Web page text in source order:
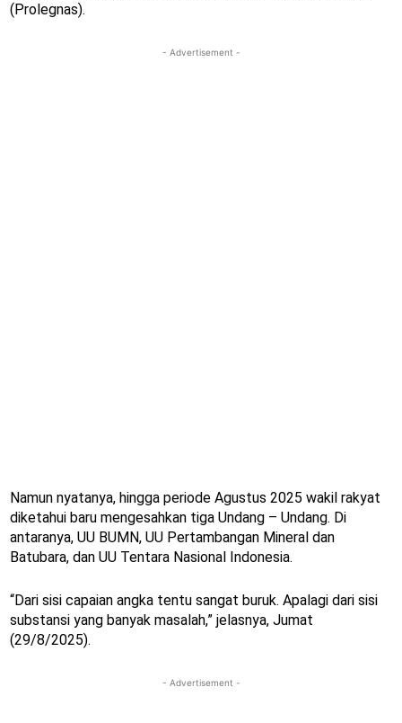
(Prolegnas).
- Advertisement -
Namun nyatanya, hingga periode Agustus 2025 wakil rakyat
diketahui baru mengesahkan tiga Undang – Undang. Di
antaranya, UU BUMN, UU Pertambangan Mineral dan
Batubara, dan UU Tentara Nasional Indonesia.
“Dari sisi capaian angka tentu sangat buruk. Apalagi dari sisi
substansi yang banyak masalah,” jelasnya, Jumat
(29/8/2025).
- Advertisement -